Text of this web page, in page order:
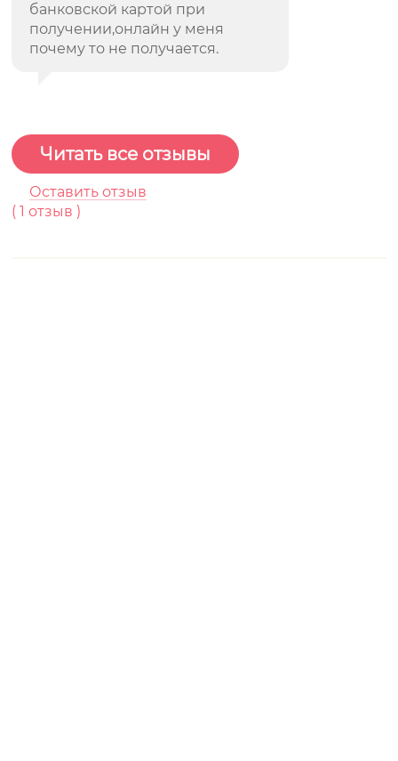
банковской картой при
получении,онлайн у меня
почему то не получается.
Читать все отзывы
Оставить отзыв
(1 отзыв )